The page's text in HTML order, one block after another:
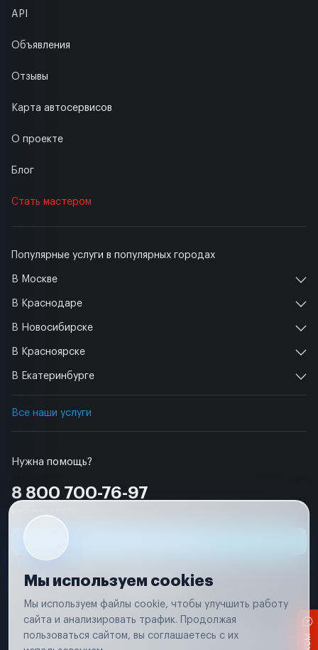
Нужна помощь?
8 800 700-76-97
Популярные услуги в популярных городах
В Москве
В Краснодаре
В Новосибирске
В Красноярске
В Екатеринбурге
Все наши услуги
API
Объявления
Отзывы
Карта автосервисов
О проекте
Блог
Стать мастером
Условия использования
Удаление аккаунта
Вся информация, представленная на сайте, носит исключительно
Мы используем cookies
Мы используем файлы cookie, чтобы улучшить работу
сайта и анализировать трафик. Продолжая
пользоваться сайтом, вы соглашаетесь с их